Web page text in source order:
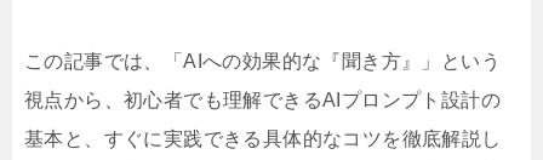
この記事では、「AIへの効果的な『聞き方』」という
視点から、初心者でも理解できるAIプロンプト設計の
基本と、すぐに実践できる具体的なコツを徹底解説し